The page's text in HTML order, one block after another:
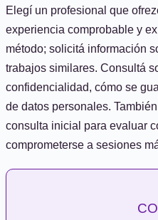
Elegí un profesional que
experiencia comprobable y
método; solicitá información
trabajos similares. Consultá
confidencialidad, cómo se
de datos personales.
consulta inicial para evaluar
comprometerse a sesiones